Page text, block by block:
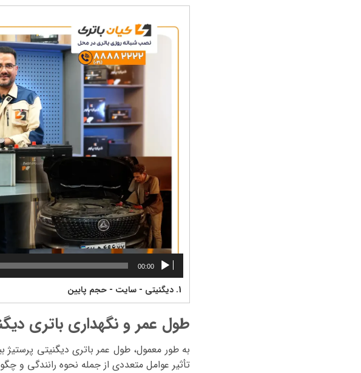
ویدیو
00:00
1. دیگنیتی - سایت - حجم پایین
طول عمر و نگهداری باتری
تأثیر عوامل متعددی از جمله نحوه رانندگی و